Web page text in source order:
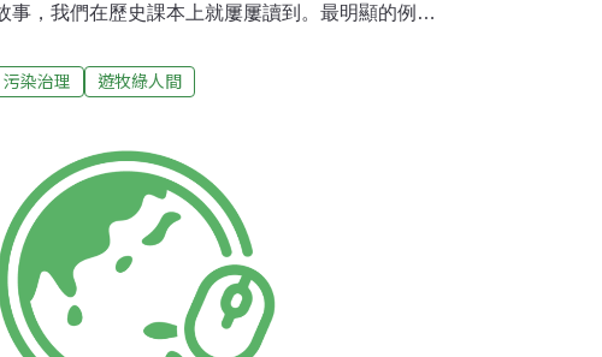
事，我們在歷史課本上就屢屢讀到。最明顯的例子
森林深處才得以活命。從此之後成吉思汗每天起來
山。此時16歲的鐵木真認為，他能夠幸運
現即是祭拜山神跟水神。為 了恢復古老傳統習俗，
第110號命令，於BOGD HAIRHAN山、BURHAN
山每年進行祭拜儀式。總理也於2004年頒
布第44號、於2007年頒布第183號命令，確認
污染治理 遊牧綠人間